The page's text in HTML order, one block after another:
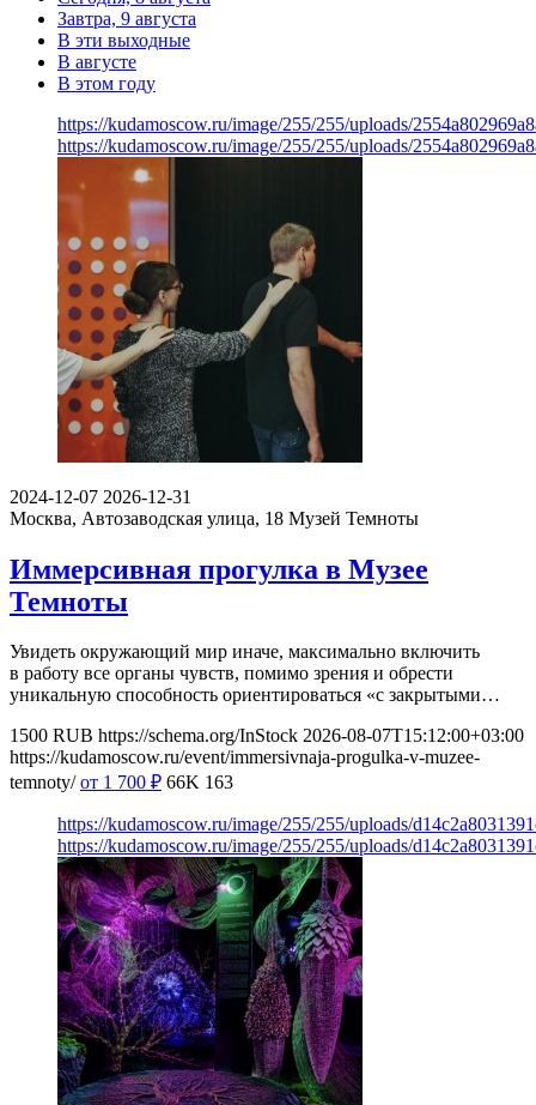
Завтра, 9 августа
В эти выходные
В августе
В этом году
https://kudamoscow.ru/image/255/255/uploads/
https://kudamoscow.ru/image/255/255/uploads/
2024-12-07 2026-12-31
Москва, Автозаводская улица, 18 Музей Темноты
Иммерсивная прогулка в Музее
Темноты
Увидеть окружающий мир иначе, максимально включить
в работу все органы чувств, помимо зрения и обрести
уникальную способность ориентироваться «с закрытыми…
1500 RUB https://schema.org/InStock 2026-08-07T15:12:00+03:00
https://kudamoscow.ru/event/immersivnaja-progulka-v-muzee-
temnoty/ от 1 700 ₽ 66K 163
https://kudamoscow.ru/image/255/255/uploads/
https://kudamoscow.ru/image/255/255/uploads/